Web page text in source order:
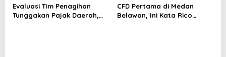
Evaluasi Tim Penagihan
Tunggakan Pajak Daerah,
CFD Pertama di Medan
Belawan, Ini Kata Rico